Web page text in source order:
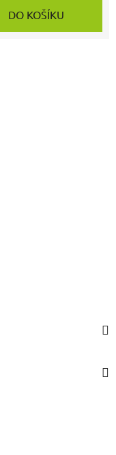
DO KOŠÍKU